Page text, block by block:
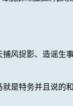
风捉影、造谣生
是特务并且说的